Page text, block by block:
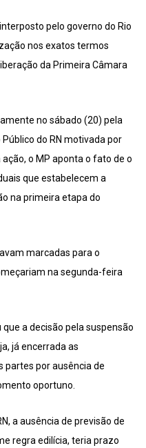
pelo governo do Rio
nos exatos termos
da Primeira Câmara
no sábado (20) pela
do RN motivada por
o MP aponta o fato de o
que estabelecem a
na primeira etapa do
marcadas para o
na segunda-feira
que a decisão pela suspensão
já encerrada as
partes por ausência de
oportuno.
a ausência de previsão de
regra edilícia, teria prazo